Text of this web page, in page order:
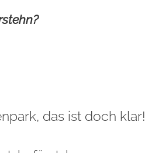
das ist doch klar!